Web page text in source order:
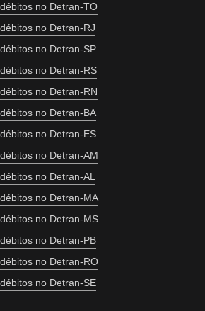
no Detran-TO
no Detran-RJ
no Detran-SP
no Detran-RS
no Detran-RN
no Detran-BA
no Detran-ES
no Detran-AM
no Detran-AL
no Detran-MA
no Detran-MS
no Detran-PB
no Detran-RO
no Detran-SE